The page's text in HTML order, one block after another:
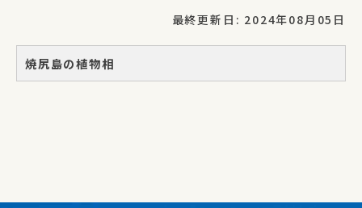
最終更新日: 2024年08月05日
焼尻島の植物相